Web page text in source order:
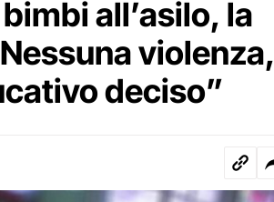
all’asilo, la
violenza,
deciso”